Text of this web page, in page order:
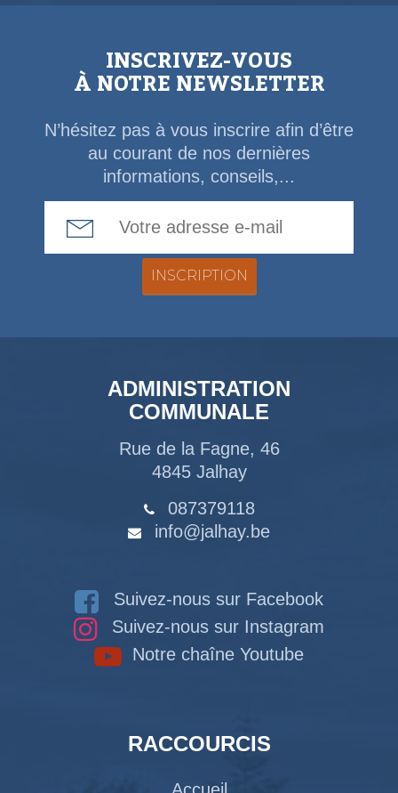
INSCRIVEZ-VOUS
À NOTRE NEWSLETTER
N’hésitez pas à vous inscrire afin d’être
au courant de nos dernières
informations, conseils,...
ADMINISTRATION
COMMUNALE
Rue de la Fagne, 46
4845 Jalhay
087379118
info@jalhay.be
Suivez-nous sur Facebook
Suivez-nous sur Instagram
Notre chaîne Youtube
RACCOURCIS
Accueil